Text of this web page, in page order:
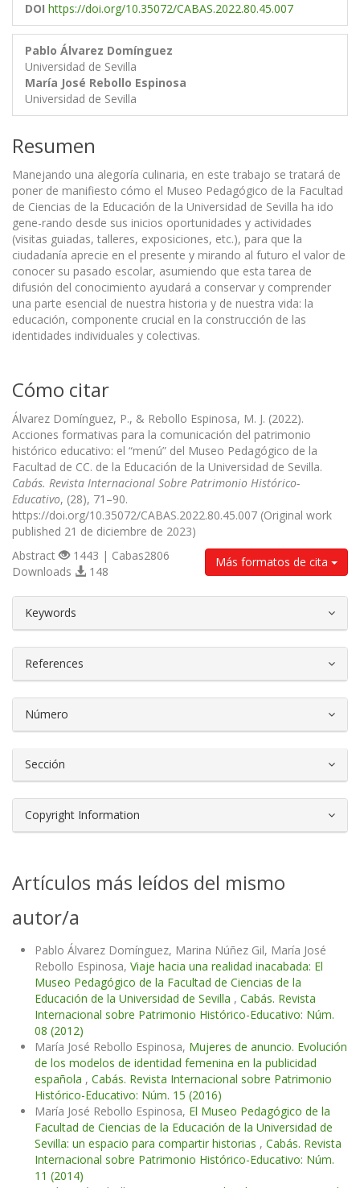
DOI https://doi.org/10.35072/CABAS.2022.80.45.007
Pablo Álvarez Domínguez
Universidad de Sevilla
María José Rebollo Espinosa
Universidad de Sevilla
Resumen
Manejando una alegoría culinaria, en este trabajo se tratará de
poner de manifiesto cómo el Museo Pedagógico de la Facultad
de Ciencias de la Educación de la Universidad de Sevilla ha ido
gene-rando desde sus inicios oportunidades y actividades
(visitas guiadas, talleres, exposiciones, etc.), para que la
ciudadanía aprecie en el presente y mirando al futuro el valor de
conocer su pasado escolar, asumiendo que esta tarea de
difusión del conocimiento ayudará a conservar y comprender
una parte esencial de nuestra historia y de nuestra vida: la
educación, componente crucial en la construcción de las
identidades individuales y colectivas.
Cómo citar
Álvarez Domínguez, P., & Rebollo Espinosa, M. J. (2022).
Acciones formativas para la comunicación del patrimonio
histórico educativo: el “menú” del Museo Pedagógico de la
Facultad de CC. de la Educación de la Universidad de Sevilla.
Cabás. Revista Internacional Sobre Patrimonio Histórico-
Educativo, (28), 71–90.
https://doi.org/10.35072/CABAS.2022.80.45.007 (Original work
published 21 de diciembre de 2023)
Más formatos de cita
Abstract
1443 | Cabas2806
Downloads
148
Keywords
References
Número
Sección
Copyright Information
Artículos más leídos del mismo
autor/a
Pablo Álvarez Domínguez, Marina Núñez Gil, María José
Rebollo Espinosa, Viaje hacia una realidad inacabada: El
Museo Pedagógico de la Facultad de Ciencias de la
Educación de la Universidad de Sevilla , Cabás. Revista
Internacional sobre Patrimonio Histórico-Educativo: Núm.
08 (2012)
María José Rebollo Espinosa, Mujeres de anuncio. Evolución
de los modelos de identidad femenina en la publicidad
española , Cabás. Revista Internacional sobre Patrimonio
Histórico-Educativo: Núm. 15 (2016)
María José Rebollo Espinosa, El Museo Pedagógico de la
Facultad de Ciencias de la Educación de la Universidad de
Sevilla: un espacio para compartir historias , Cabás. Revista
Internacional sobre Patrimonio Histórico-Educativo: Núm.
11 (2014)